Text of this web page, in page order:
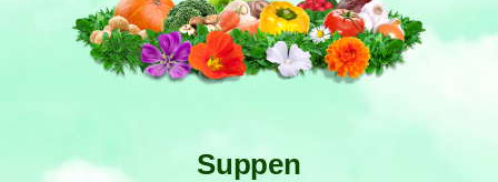
Suppen